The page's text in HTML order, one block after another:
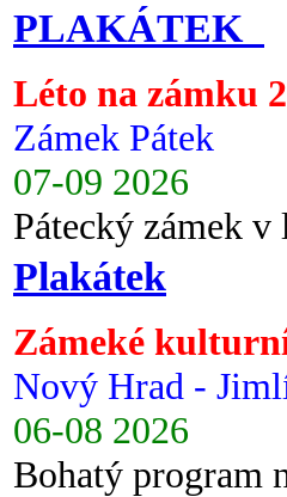
PLAKÁTEK
Léto na zámku
Zámek Pátek
07-09 2026
Pátecký zámek
Plakátek
Zámeké
Nový Hrad -
06-08 2026
Bohatý program